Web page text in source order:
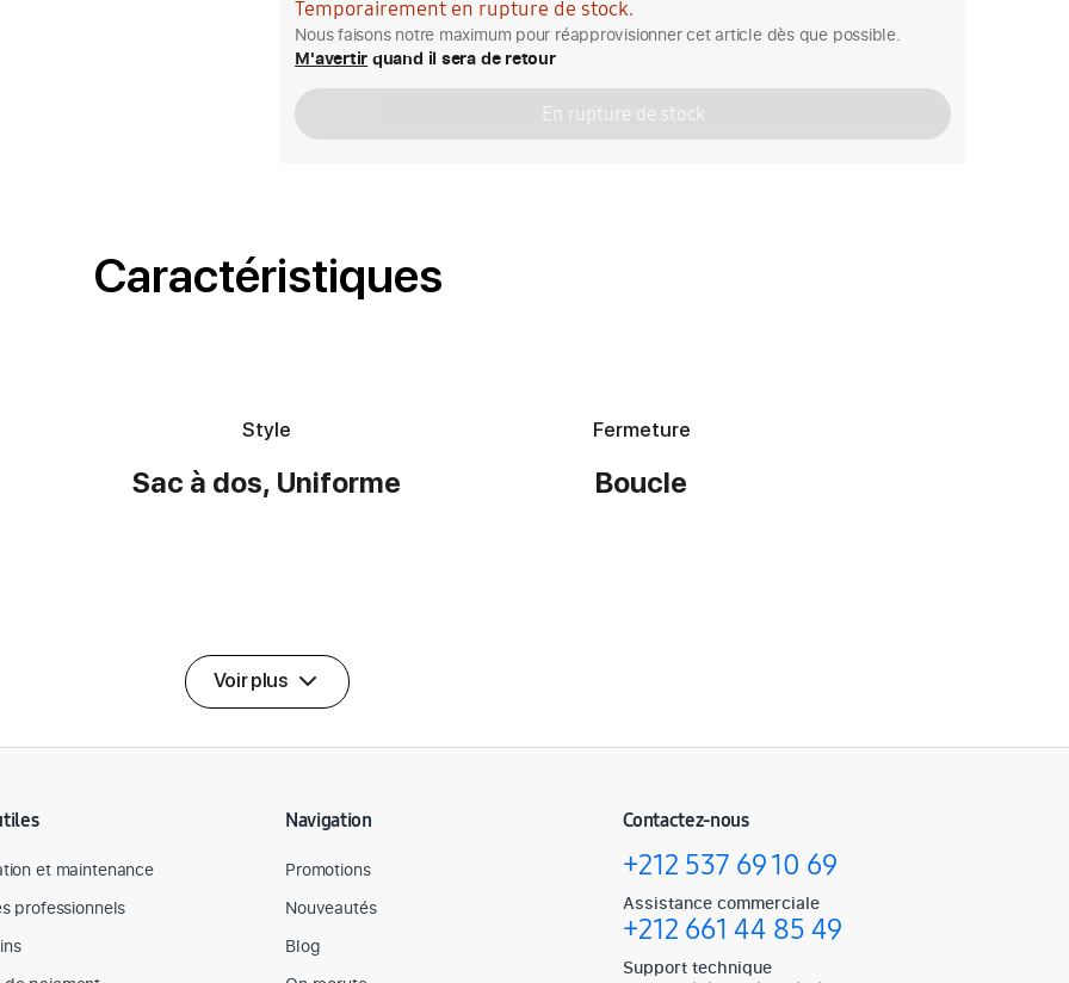
Temporairement en rupture de stock.
Nous faisons notre maximum pour réapprovisionner cet article dès que possible.
M'avertir quand il sera de retour
En rupture de stock
Caractéristiques
Style
Sac à dos, Uniforme
Fermeture
Boucle
Voir plus
et maintenance
professionnels
Navigation
Promotions
Nouveautés
Blog
Contactez-nous
+212 537 69 10 69
Assistance commerciale
+212 661 44 85 49
Support technique